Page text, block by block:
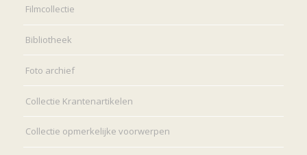
Filmcollectie
Bibliotheek
Foto archief
Collectie Krantenartikelen
Collectie opmerkelijke voorwerpen